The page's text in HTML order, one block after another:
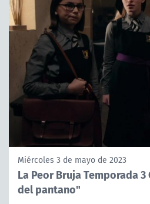
Miércoles 3 de mayo de 2023
La Peor Bruja Temporada
del pantano"